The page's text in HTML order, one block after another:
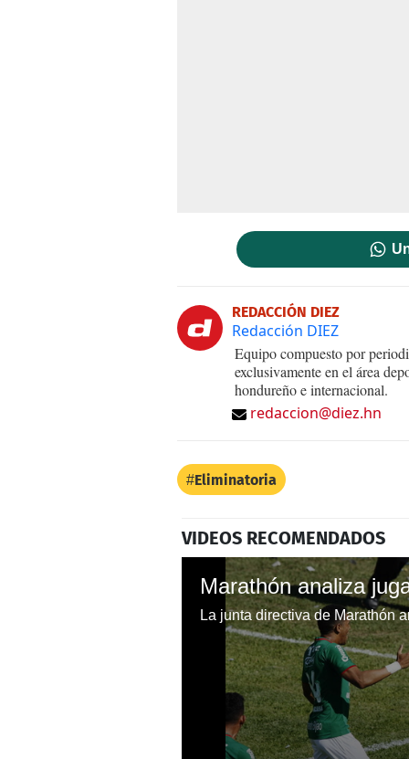
REDACCIÓN DIEZ
Redacción DIEZ
Equipo compuesto por
exclusivamente en el área
hondureño e internacional.
redaccion@diez.hn
Eliminatoria
VIDEOS RECOMENDADOS
Marathón analiza